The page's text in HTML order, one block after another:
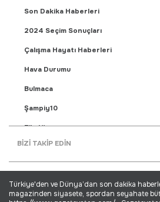
Son Dakika Haberleri
2024 Seçim Sonuçları
Çalışma Hayatı Haberleri
Hava Durumu
Bulmaca
Şampiy10
Fikstür
Puan Durumu
Yaşam Haberleri
BİZİ TAKİP EDİN
Türkiye'den ve Dünya’dan son dakika
magazinden siyasete, spordan seyahate